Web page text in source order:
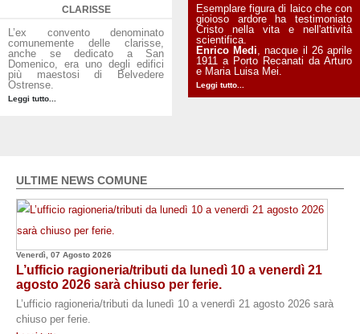
CLARISSE
L’ex convento denominato
comunemente delle clarisse,
anche se dedicato a San
Domenico, era uno degli edifici
più maestosi di Belvedere
Ostrense.
Leggi tutto...
Esemplare figura di laico che con
gioioso ardore ha testimoniato
Cristo nella vita e nell'attività
scientifica.
Enrico Medi, nacque il 26 aprile
1911 a Porto Recanati da Arturo
e Maria Luisa Mei.
Leggi tutto...
ULTIME NEWS COMUNE
Venerdì, 07 Agosto 2026
L’ufficio ragioneria/tributi da lunedì 10 a venerdì 21
agosto 2026 sarà chiuso per ferie.
L’ufficio ragioneria/tributi da lunedì 10 a venerdì 21 agosto 2026 sarà
chiuso per ferie.